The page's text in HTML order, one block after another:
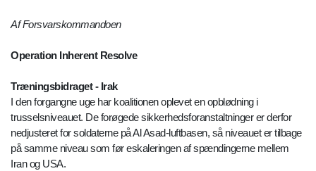
Af Forsvarskommandoen
Operation Inherent Resolve
Træningsbidraget - Irak
I den forgangne uge har koalitionen oplevet en opblødning i
trusselsniveauet. De forøgede sikkerhedsforanstaltninger er derfor
nedjusteret for soldaterne på Al Asad-luftbasen, så niveauet er tilbage
på samme niveau som før eskaleringen af spændingerne mellem
Iran og USA.